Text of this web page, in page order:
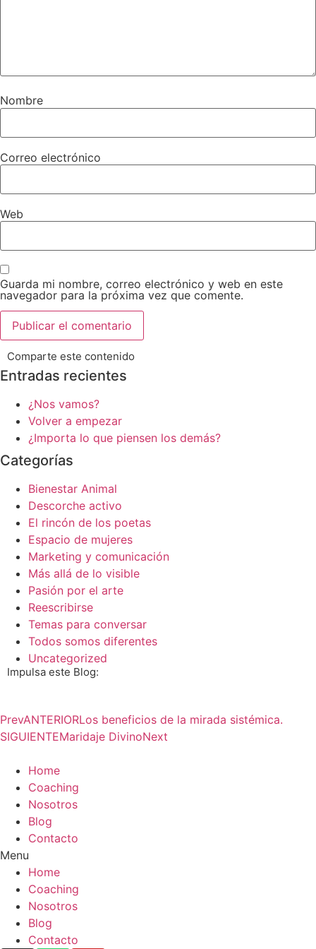
Nombre
Correo electrónico
Web
Guarda mi nombre, correo electrónico y web en este
navegador para la próxima vez que comente.
Comparte este contenido
Entradas recientes
¿Nos vamos?
Volver a empezar
¿Importa lo que piensen los demás?
Categorías
Bienestar Animal
Descorche activo
El rincón de los poetas
Espacio de mujeres
Marketing y comunicación
Más allá de lo visible
Pasión por el arte
Reescribirse
Temas para conversar
Todos somos diferentes
Uncategorized
Impulsa este Blog:
PrevANTERIORLos beneficios de la mirada sistémica.
SIGUIENTEMaridaje DivinoNext
Home
Coaching
Nosotros
Blog
Contacto
Menu
Home
Coaching
Nosotros
Blog
Contacto